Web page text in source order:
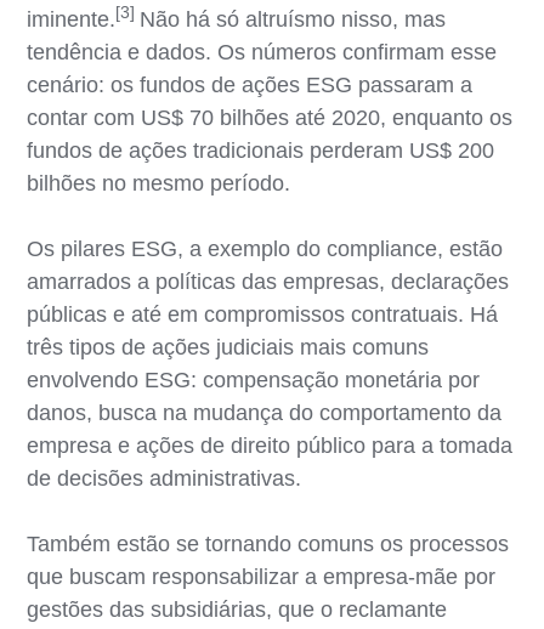
iminente. [3] Não há só altruísmo nisso, mas
tendência e dados. Os números confirmam esse
cenário: os fundos de ações ESG passaram a
contar com US$ 70 bilhões até 2020, enquanto os
fundos de ações tradicionais perderam US$ 200
bilhões no mesmo período.
Os pilares ESG, a exemplo do compliance, estão
amarrados a políticas das empresas, declarações
públicas e até em compromissos contratuais. Há
três tipos de ações judiciais mais comuns
envolvendo ESG: compensação monetária por
danos, busca na mudança do comportamento da
empresa e ações de direito público para a tomada
de decisões administrativas.
Também estão se tornando comuns os processos
que buscam responsabilizar a empresa-mãe por
gestões das subsidiárias, que o reclamante